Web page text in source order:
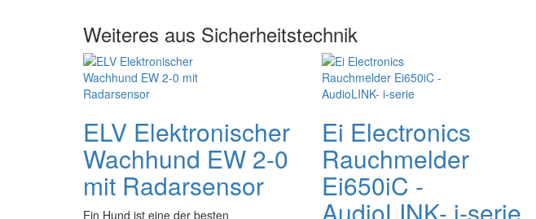
Weiteres aus Sicherheitstechnik
ELV Elektronischer
Wachhund EW 2-0
mit Radarsensor
Ein Hund ist eine der besten
Ei Electronics
Rauchmelder
Ei650iC -